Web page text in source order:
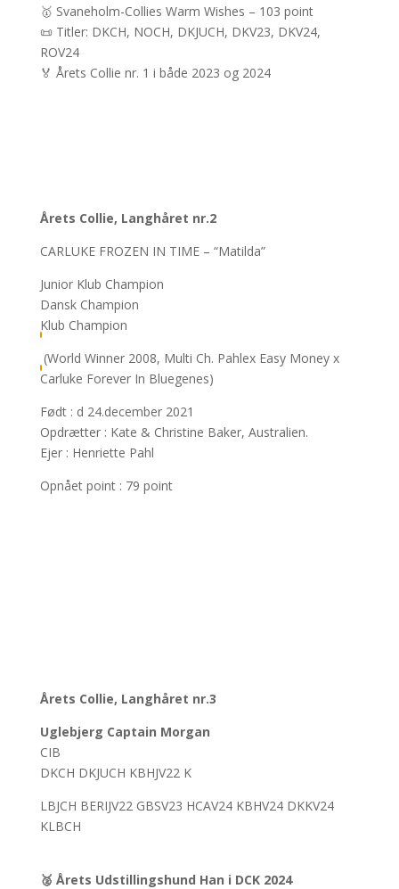
🥇 Svaneholm-Collies Warm Wishes – 103 point
📜 Titler: DKCH, NOCH, DKJUCH, DKV23, DKV24,
ROV24
🏅 Årets Collie nr. 1 i både 2023 og 2024
Årets Collie, Langhåret nr.2
CARLUKE FROZEN IN TIME – “Matilda”
Junior Klub Champion
Dansk Champion
Klub Champion
(World Winner 2008, Multi Ch. Pahlex Easy Money x
Carluke Forever In Bluegenes)
Født : d 24.december 2021
Opdrætter : Kate & Christine Baker, Australien.
Ejer : Henriette Pahl
Opnået point : 79 point
Årets Collie, Langhåret nr.3
Uglebjerg Captain Morgan
CIB
DKCH DKJUCH KBHJV22 K
LBJCH BERIJV22 GBSV23 HCAV24 KBHV24 DKKV24
KLBCH
🥈 Årets Udstillingshund Han i DCK 2024